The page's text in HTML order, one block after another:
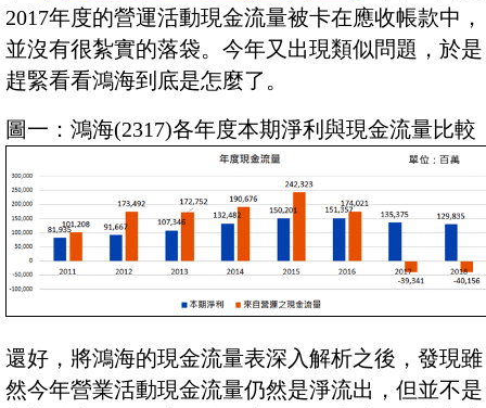
2017年度的營運活動現金流量被卡在應收帳款中，
並沒有很紮實的落袋。今年又出現類似問題，於是
趕緊看看鴻海到底是怎麼了。
圖一：鴻海(2317)各年度本期淨利與現金流量比較
還好，將鴻海的現金流量表深入解析之後，發現雖
然今年營業活動現金流量仍然是淨流出，但並不是